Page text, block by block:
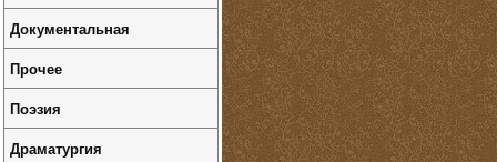
Документальная
Прочее
Поэзия
Драматургия